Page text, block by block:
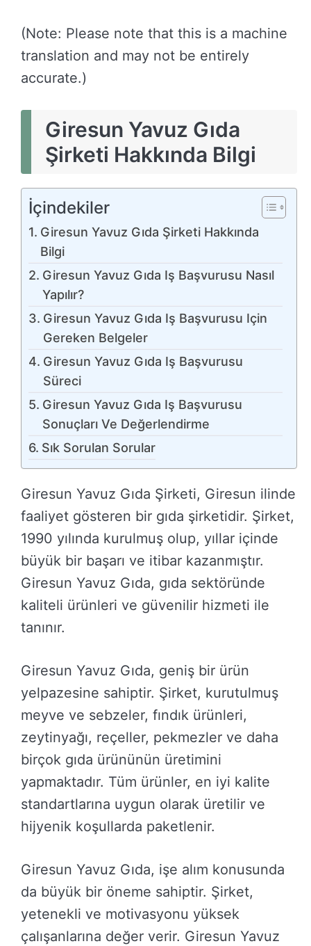
(Note: Please note that this is a machine
translation and may not be entirely
accurate.)
Giresun Yavuz Gıda
Şirketi Hakkında Bilgi
İçindekiler
Giresun Yavuz Gıda Şirketi Hakkında
Bilgi
Giresun Yavuz Gıda Iş Başvurusu Nasıl
Yapılır?
Giresun Yavuz Gıda Iş Başvurusu Için
Gereken Belgeler
Giresun Yavuz Gıda Iş Başvurusu
Süreci
Giresun Yavuz Gıda Iş Başvurusu
Sonuçları Ve Değerlendirme
Sık Sorulan Sorular
Giresun Yavuz Gıda Şirketi, Giresun ilinde
faaliyet gösteren bir gıda şirketidir. Şirket,
1990 yılında kurulmuş olup, yıllar içinde
büyük bir başarı ve itibar kazanmıştır.
Giresun Yavuz Gıda, gıda sektöründe
kaliteli ürünleri ve güvenilir hizmeti ile
tanınır.
Giresun Yavuz Gıda, geniş bir ürün
yelpazesine sahiptir. Şirket, kurutulmuş
meyve ve sebzeler, fındık ürünleri,
zeytinyağı, reçeller, pekmezler ve daha
birçok gıda ürününün üretimini
yapmaktadır. Tüm ürünler, en iyi kalite
standartlarına uygun olarak üretilir ve
hijyenik koşullarda paketlenir.
Giresun Yavuz Gıda, işe alım konusunda
da büyük bir öneme sahiptir. Şirket,
yetenekli ve motivasyonu yüksek
çalışanlarına değer verir. Giresun Yavuz